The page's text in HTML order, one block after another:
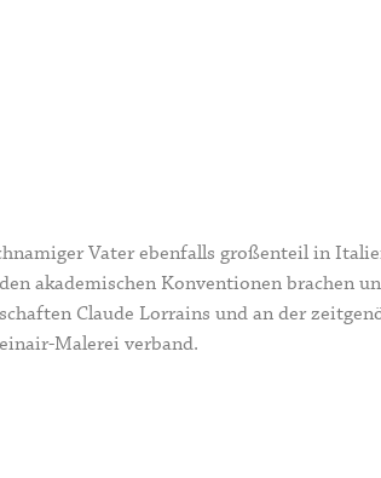
Vater ebenfalls großenteil in
akademischen Konventionen brachen
Claude Lorrains und an der
Malerei verband.